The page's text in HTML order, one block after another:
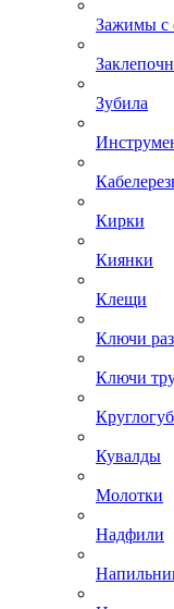
Зажимы с
Зубила
Кирки
Киянки
Клещи
Ключи
Ключи
Кувалды
Молотки
Надфили